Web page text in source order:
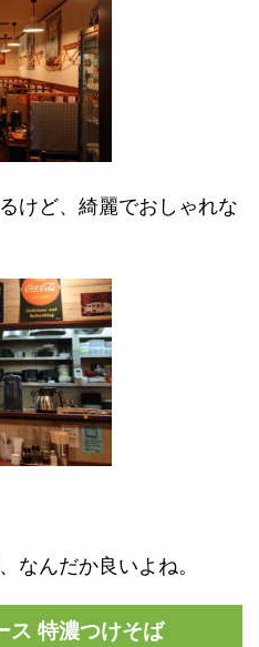
けど、綺麗でおしゃれな
なんだか良いよね。
ス 特濃つけそば